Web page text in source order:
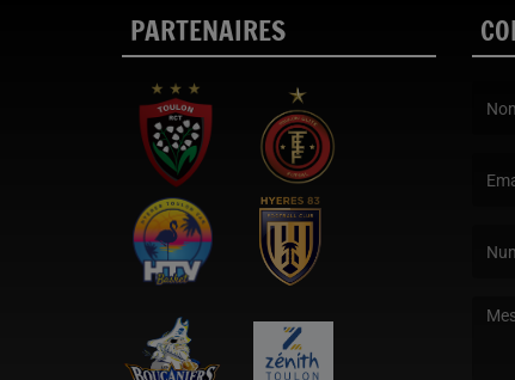
PARTENAIRES